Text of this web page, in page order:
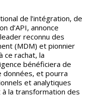
d’API, annonce
reconnu des
(MDM) et pionnier
ce rachat, la
bénéficiera de
données, et pourra
et analytiques
à la transformation des